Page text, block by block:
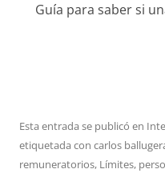
Guía para saber si
Esta entrada se publicó en
etiquetada con carlos
remuneratorios, Límites,